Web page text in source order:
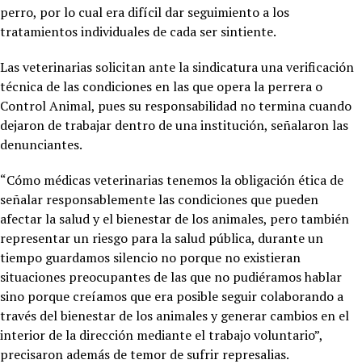
perro, por lo cual era difícil dar seguimiento a los
tratamientos individuales de cada ser sintiente.
Las veterinarias solicitan ante la sindicatura una verificación
técnica de las condiciones en las que opera la perrera o
Control Animal, pues su responsabilidad no termina cuando
dejaron de trabajar dentro de una institución, señalaron las
denunciantes.
“Cómo médicas veterinarias tenemos la obligación ética de
señalar responsablemente las condiciones que pueden
afectar la salud y el bienestar de los animales, pero también
representar un riesgo para la salud pública, durante un
tiempo guardamos silencio no porque no existieran
situaciones preocupantes de las que no pudiéramos hablar
sino porque creíamos que era posible seguir colaborando a
través del bienestar de los animales y generar cambios en el
interior de la dirección mediante el trabajo voluntario”,
precisaron además de temor de sufrir represalias.